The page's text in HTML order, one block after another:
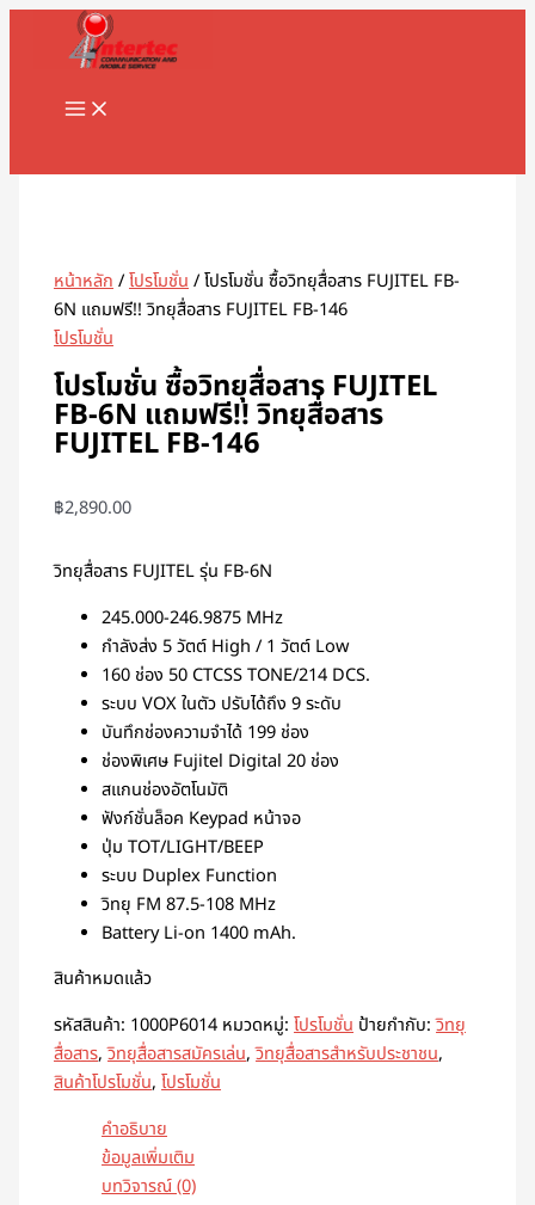
Skip
MAIN
MENU
หน้าหลัก/โปรโมชั่น/ โปรโมชั่น ซื้อวิทยุสื่อสาร FUJITEL FB-
6N แถมฟรี!! วิทยุสื่อสาร FUJITEL FB-146
โปรโมชั่น
โปรโมชั่น ซื้อวิทยุสื่อสาร FUJITEL
FB-6N แถมฟรี!! วิทยุสื่อสาร
FUJITEL FB-146
฿2,890.00
วิทยุสื่อสาร FUJITEL รุ่น FB-6N
245.000-246.9875 MHz
กำลังส่ง 5 วัตต์ High / 1 วัตต์ Low
160 ช่อง 50 CTCSS TONE/214 DCS.
ระบบ VOX ในตัว ปรับได้ถึง 9 ระดับ
บันทึกช่องความจำได้ 199 ช่อง
ช่องพิเศษ Fujitel Digital 20 ช่อง
สแกนช่องอัตโนมัติ
ฟังก์ชั่นล็อค Keypad หน้าจอ
ปุ่ม TOT/LIGHT/BEEP
ระบบ Duplex Function
วิทยุ FM 87.5-108 MHz
Battery Li-on 1400 mAh.
สินค้าหมดแล้ว
รหัสสินค้า: 1000P6014 หมวดหมู่:โปรโมชั่น ป้ายกำกับ:วิทยุ
สื่อสาร,วิทยุสื่อสารสมัครเล่น,วิทยุสื่อสารสำหรับประชาชน,
สินค้าโปรโมชั่น,โปรโมชั่น
คำอธิบาย
ข้อมูลเพิ่มเติม
บทวิจารณ์ (0)